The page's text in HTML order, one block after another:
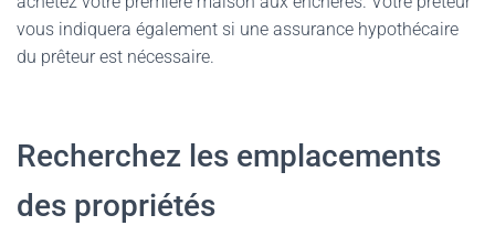
vous indiquera également si une assurance hypothécaire
du prêteur est nécessaire.
Recherchez les emplacements
des propriétés